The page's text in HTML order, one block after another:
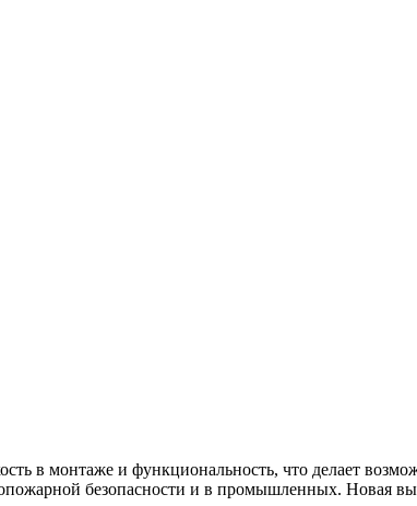
в монтаже и функциональность, что делает
безопасности и в промышленных. Новая